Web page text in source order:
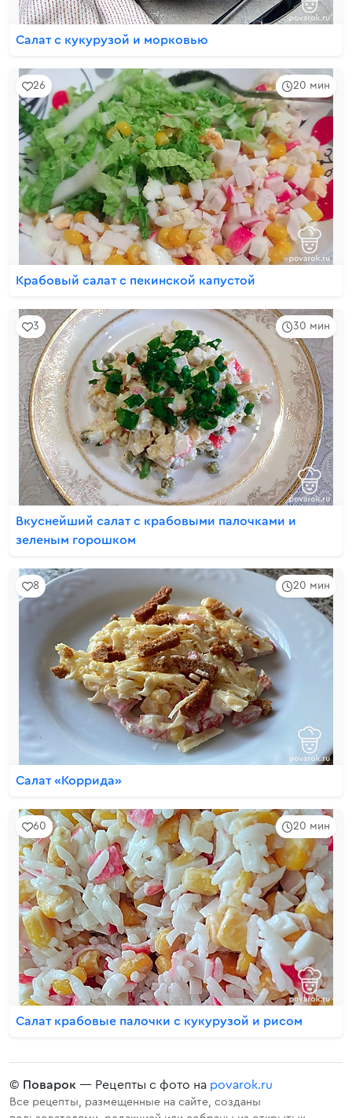
Салат с кукурузой и морковью
20 мин
26
Крабовый салат с пекинской капустой
30 мин
3
Вкуснейший салат с крабовыми палочками и
зеленым горошком
20 мин
8
Салат «Коррида»
20 мин
60
Салат крабовые палочки с кукурузой и рисом
© Поварок — Рецепты с фото на povarok.ru
Все рецепты, размещенные на сайте, созданы